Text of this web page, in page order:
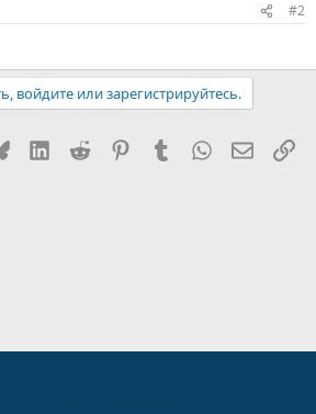
#2
войдите или зарегистрируйтесь.
BlueskyLinkedIn
Reddit PinterestTumblr WhatsApp